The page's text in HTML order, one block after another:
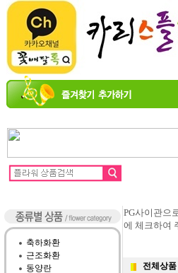
축하화환
근조화환
동양란
PG사이관으
에 체크하여
전체상품